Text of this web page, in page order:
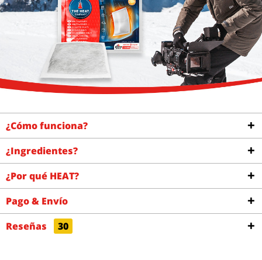
¿Cómo funciona?
¿Ingredientes?
¿Por qué HEAT?
Pago & Envío
Reseñas
30